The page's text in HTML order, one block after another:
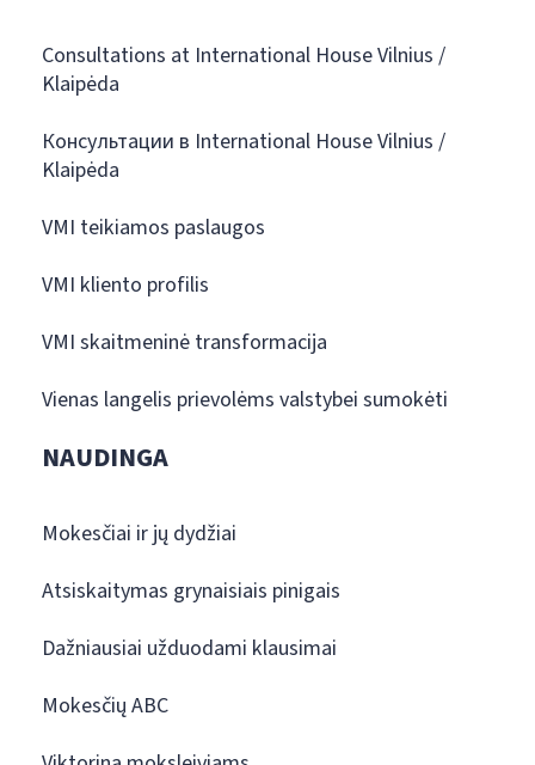
Consultations at International House Vilnius /
Klaipėda
Консультации в International House Vilnius /
Klaipėda
VMI teikiamos paslaugos
VMI kliento profilis
VMI skaitmeninė transformacija
Vienas langelis prievolėms valstybei sumokėti
NAUDINGA
Mokesčiai ir jų dydžiai
Atsiskaitymas grynaisiais pinigais
Dažniausiai užduodami klausimai
Mokesčių ABC